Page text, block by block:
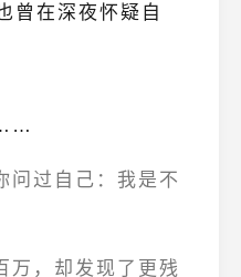
曾在深夜怀疑自
……
问过自己：我是不
万，却发现了更残